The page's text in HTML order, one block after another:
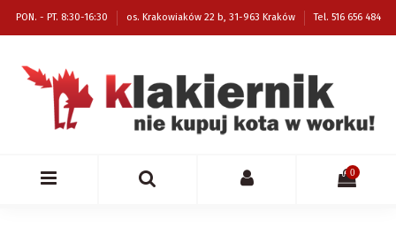
PON. - PT. 8:30-16:30 os. Krakowiaków 22 b, 31-963 Kraków Tel. 516 656 484
0